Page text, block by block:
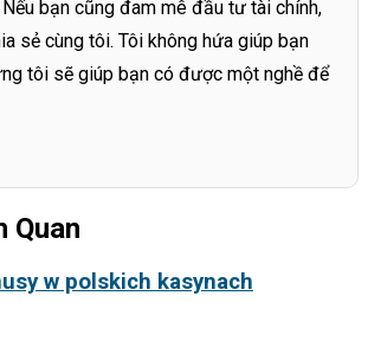
bạn cũng đam mê đầu tư tài chính,
sẻ cùng tôi. Tôi không hứa giúp bạn
tôi sẽ giúp bạn có được một nghề để
Quan
w polskich kasynach